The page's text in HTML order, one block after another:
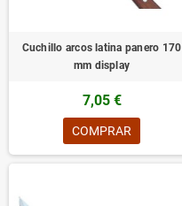
Cuchillo arcos latina panero 170
mm display
7,05 €
COMPRAR